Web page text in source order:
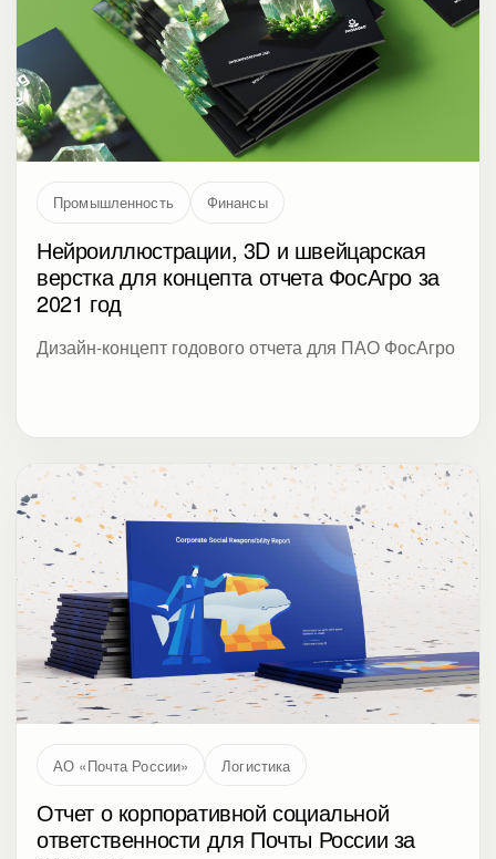
Промышленность Финансы
Нейроиллюстрации, 3D и швейцарская
верстка для концепта отчета ФосАгро за
2021 год
Дизайн-концепт годового отчета для ПАО ФосАгро
АО «Почта России» Логистика
Отчет о корпоративной социальной
ответственности для Почты России за